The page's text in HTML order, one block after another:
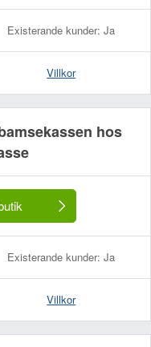
Existerande kunder: Ja
Villkor
hos
Existerande kunder: Ja
Villkor